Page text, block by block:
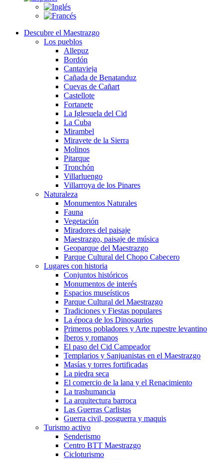
Descubre el Maestrazgo
Los pueblos
Allepuz
Bordón
Cantavieja
Cañada de Benatanduz
Cuevas de Cañart
Castellote
Fortanete
La Iglesuela del Cid
La Cuba
Mirambel
Miravete de la Sierra
Molinos
Pitarque
Tronchón
Villarluengo
Villarroya de los Pinares
Naturaleza
Monumentos Naturales
Fauna
Vegetación
Miradores del paisaje
Maestrazgo, paisaje de música
Geoparque del Maestrazgo
Parque Cultural del Chopo Cabecero
Lugares con historia
Conjuntos históricos
Monumentos de interés
Espacios museísticos
Parque Cultural del Maestrazgo
Tradiciones y Fiestas populares
La época de los Dinosaurios
Primeros pobladores y Arte rupestre levantino
Íberos y romanos
El paso del Cid Campeador
Templarios y Sanjuanistas en el Maestrazgo
Masías y torres fortificadas
La piedra seca
El comercio de la lana y el Renacimiento
La trashumancia
La arquitectura barroca
Las Guerras Carlistas
Guerra civil, posguerra y maquis
Turismo activo
Senderismo
Centro BTT Maestrazgo
Cicloturismo